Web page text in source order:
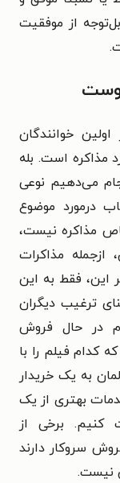
از موفقیت
خوانندگان
مذاکره است. بله
می‌دهیم نوعی
درمورد موضوع
مذاکره نیست،
ازجمله مذاکرات
این، فقط به این
ترغیب دیگران
در حال فروش
کدام فیلم را با
به یک خریدار
بهتری از یک
کنیم. برخی از
سروکار دارند
نیست.